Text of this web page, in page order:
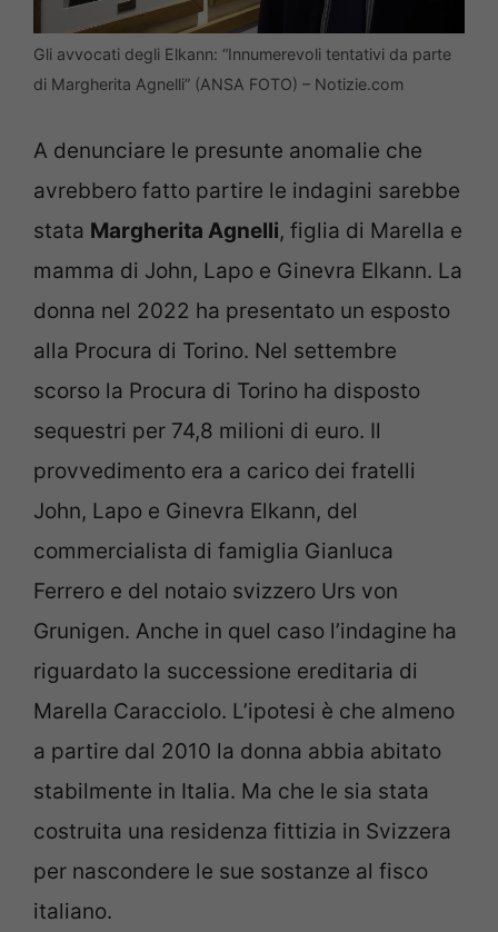
Gli avvocati degli Elkann: “Innumerevoli tentativi da parte
di Margherita Agnelli” (ANSA FOTO) – Notizie.com
A denunciare le presunte anomalie che
avrebbero fatto partire le indagini sarebbe
stata Margherita Agnelli, figlia di Marella e
mamma di John, Lapo e Ginevra Elkann. La
donna nel 2022 ha presentato un esposto
alla Procura di Torino. Nel settembre
scorso la Procura di Torino ha disposto
sequestri per 74,8 milioni di euro. Il
provvedimento era a carico dei fratelli
John, Lapo e Ginevra Elkann, del
commercialista di famiglia Gianluca
Ferrero e del notaio svizzero Urs von
Grunigen. Anche in quel caso l’indagine ha
riguardato la successione ereditaria di
Marella Caracciolo. L’ipotesi è che almeno
a partire dal 2010 la donna abbia abitato
stabilmente in Italia. Ma che le sia stata
costruita una residenza fittizia in Svizzera
per nascondere le sue sostanze al fisco
italiano.